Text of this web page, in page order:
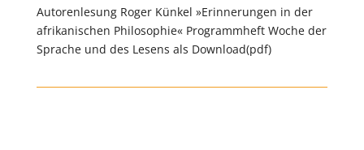
Autorenlesung Roger Künkel »Erinnerungen in der
afrikanischen Philosophie« Programmheft Woche der
Sprache und des Lesens als Download(pdf)